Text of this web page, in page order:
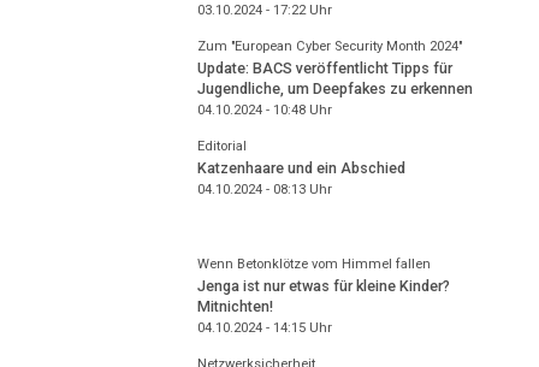
03.10.2024 - 17:22Uhr
Zum "European Cyber Security Month 2024"
Update: BACS veröffentlicht Tipps für
Jugendliche, um Deepfakes zu erkennen
04.10.2024 - 10:48Uhr
Editorial
Katzenhaare und ein Abschied
04.10.2024 - 08:13Uhr
Wenn Betonklötze vom Himmel fallen
Jenga ist nur etwas für kleine Kinder?
Mitnichten!
04.10.2024 - 14:15Uhr
Netzwerksicherheit